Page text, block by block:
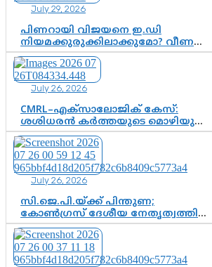
കെ. സുരേന്ദ്രൻ; ആലപ്പുഴയിൽ
ശോഭാ സുരേന്ദ്രൻ..
July 29, 2026
പിണറായി വിജയനെ ഇ.ഡി
നിയമക്കുരുക്കിലാക്കുമോ? വീണ
വിജയൻ മാപ്പുസാക്ഷിയാകുമോ?
കർത്തയുടെ മൊഴി നിർണായക
വഴിത്തിരിവാകുമോ?
July 26, 2026
CMRL–എക്‌സാലോജിക് കേസ്:
ശശിധരൻ കർത്തയുടെ മൊഴിയുടെ
അടിസ്ഥാനത്തിൽ പിണറായി
വിജയനെ ചോദ്യം ചെയ്യുന്നതിൽ ഉടൻ
തീരുമാനം; വീണയ്‌ക്കെതിരെ
കൂടുതൽ തെളിവുകൾ പരിശോധിച്ച്
ഇഡി
July 26, 2026
സി.ജെ.പി.യ്ക്ക് പിന്തുണ;
കോൺഗ്രസ് ദേശീയ നേതൃത്വത്തിൽ
ആശങ്കയോ? പാർട്ടിക്കുള്ളിൽ
ഭിന്നാഭിപ്രായമെന്ന വിലയിരുത്തൽ